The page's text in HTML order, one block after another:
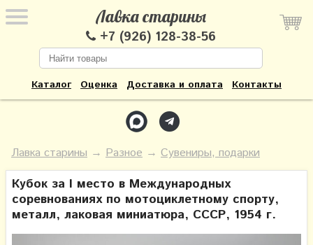
Лавка старины
+7 (926) 128-38-56
Каталог Оценка Доставка и оплата Контакты
Лавка старины → Разное → Сувениры, подарки
Кубок за I место в Международных
соревнованиях по мотоциклетному спорту,
металл, лаковая миниатюра, СССР, 1954 г.